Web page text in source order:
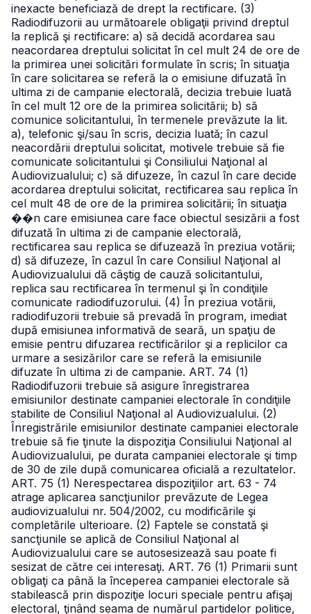
inexacte beneficiază de drept la rectificare. (3)
Radiodifuzorii au următoarele obligaţii privind dreptul
la replică şi rectificare: a) să decidă acordarea sau
neacordarea dreptului solicitat în cel mult 24 de ore de
la primirea unei solicitări formulate în scris; în situaţia
în care solicitarea se referă la o emisiune difuzată în
ultima zi de campanie electorală, decizia trebuie luată
în cel mult 12 ore de la primirea solicitării; b) să
comunice solicitantului, în termenele prevăzute la lit.
a), telefonic şi/sau în scris, decizia luată; în cazul
neacordării dreptului solicitat, motivele trebuie să fie
comunicate solicitantului şi Consiliului Naţional al
Audiovizualului; c) să difuzeze, în cazul în care decide
acordarea dreptului solicitat, rectificarea sau replica în
cel mult 48 de ore de la primirea solicitării; în situaţia
��n care emisiunea care face obiectul sesizării a fost
difuzată în ultima zi de campanie electorală,
rectificarea sau replica se difuzează în preziua votării;
d) să difuzeze, în cazul în care Consiliul Naţional al
Audiovizualului dă câştig de cauză solicitantului,
replica sau rectificarea în termenul şi în condiţiile
comunicate radiodifuzorului. (4) În preziua votării,
radiodifuzorii trebuie să prevadă în program, imediat
după emisiunea informativă de seară, un spaţiu de
emisie pentru difuzarea rectificărilor şi a replicilor ca
urmare a sesizărilor care se referă la emisiunile
difuzate în ultima zi de campanie. ART. 74 (1)
Radiodifuzorii trebuie să asigure înregistrarea
emisiunilor destinate campaniei electorale în condiţiile
stabilite de Consiliul Naţional al Audiovizualului. (2)
Înregistrările emisiunilor destinate campaniei electorale
trebuie să fie ţinute la dispoziţia Consiliului Naţional al
Audiovizualului, pe durata campaniei electorale şi timp
de 30 de zile după comunicarea oficială a rezultatelor.
ART. 75 (1) Nerespectarea dispoziţiilor art. 63 - 74
atrage aplicarea sancţiunilor prevăzute de Legea
audiovizualului nr. 504/2002, cu modificările şi
completările ulterioare. (2) Faptele se constată şi
sancţiunile se aplică de Consiliul Naţional al
Audiovizualului care se autosesizează sau poate fi
sesizat de către cei interesaţi. ART. 76 (1) Primarii sunt
obligaţi ca până la începerea campaniei electorale să
stabilească prin dispoziţie locuri speciale pentru afişaj
electoral, ţinând seama de numărul partidelor politice,